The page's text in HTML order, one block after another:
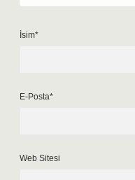
İsim*
E-Posta*
Web Sitesi